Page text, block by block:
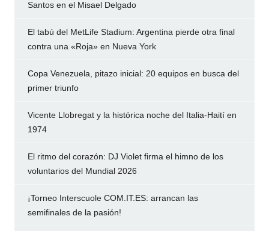
Santos en el Misael Delgado
El tabú del MetLife Stadium: Argentina pierde otra final
contra una «Roja» en Nueva York
Copa Venezuela, pitazo inicial: 20 equipos en busca del
primer triunfo
Vicente Llobregat y la histórica noche del Italia-Haití en
1974
El ritmo del corazón: DJ Violet firma el himno de los
voluntarios del Mundial 2026
¡Torneo Interscuole COM.IT.ES: arrancan las
semifinales de la pasión!